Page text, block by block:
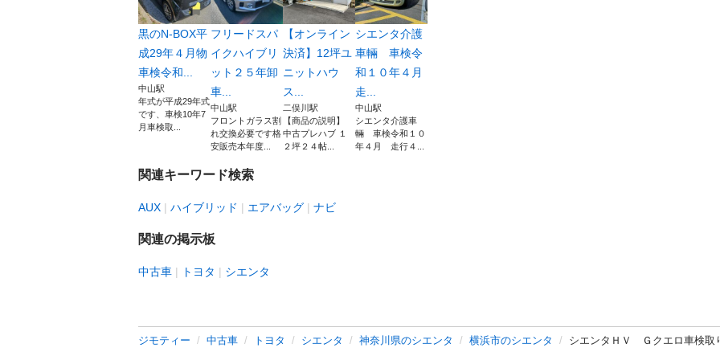
黒のN-BOX平
成29年４月物
車検令和...
中山駅
年式が平成29年式
です、車検10年7
月車検取...
フリードスパ
イクハイブリ
ット２５年卸
車...
中山駅
フロントガラス割
れ交換必要です格
安販売本年度...
【オンライン
決済】12坪ユ
ニットハウ
ス...
二俣川駅
【商品の説明】
中古プレハブ １
２坪２４帖...
シエンタ介護
車輛 車検令
和１０年４月
走...
中山駅
シエンタ介護車
輛 車検令和１０
年４月 走行４...
関連キーワード検索
AUX ハイブリッド エアバッグ ナビ
関連の掲示板
中古車 トヨタ シエンタ
ジモティー 中古車 トヨタ シエンタ 神奈川県のシエンタ 横浜市のシエンタ シエンタＨＶ Ｇクエロ車検取